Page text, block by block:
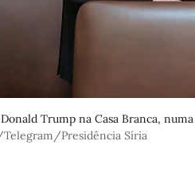
Trump na Casa Branca,
Presidência Síria